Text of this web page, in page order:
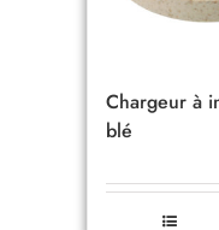
Chargeur à
blé